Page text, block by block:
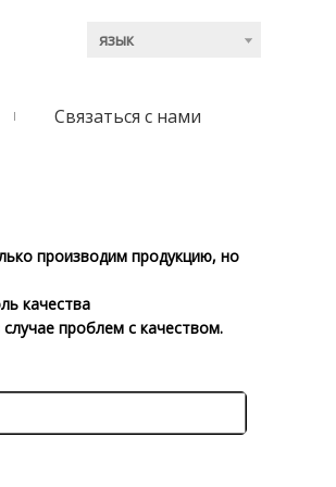
язык
Связаться с нами
производим продукцию, но
качества
проблем с качеством.